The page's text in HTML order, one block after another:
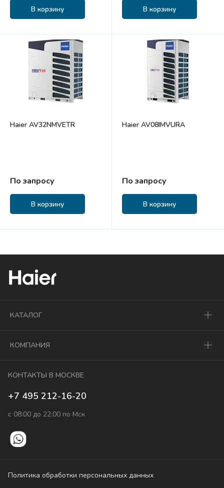
В корзину В корзину
Haier AV32NMVETR
По запросу
В корзину
Haier AV08IMVURA
По запросу
В корзину
КАТАЛОГ
КОМПАНИЯ
КОНТАКТЫ В МОСКВЕ
+7 495 212-16-20
с 08:00 до 22:00 по Мск
Политика обработки персональных данных